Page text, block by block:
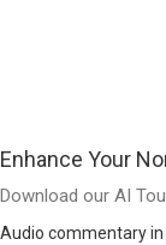
Enhance Your
Download our AI
Audio commentary